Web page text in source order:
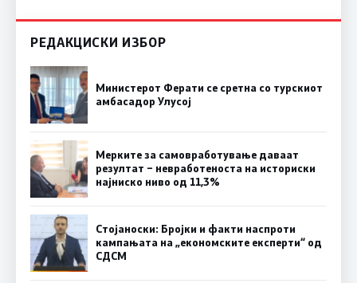
РЕДАКЦИСКИ ИЗБОР
Министерот Ферати се сретна со турскиот
амбасадор Улусој
Мерките за самовработување даваат
резултат – невработеноста на историски
најниско ниво од 11,3%
Стојаноски: Бројки и факти наспроти
кампањата на „економските експерти“ од
СДСM